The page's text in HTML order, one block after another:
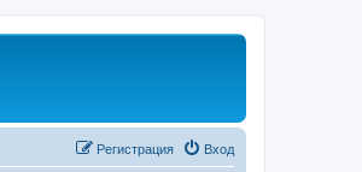
Вход
Регистрация